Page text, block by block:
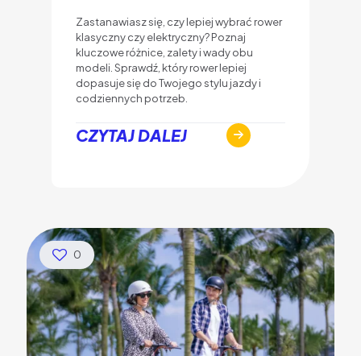
Zastanawiasz się, czy lepiej wybrać rower
klasyczny czy elektryczny? Poznaj
kluczowe różnice, zalety i wady obu
modeli. Sprawdź, który rower lepiej
dopasuje się do Twojego stylu jazdy i
codziennych potrzeb.
CZYTAJ DALEJ
0